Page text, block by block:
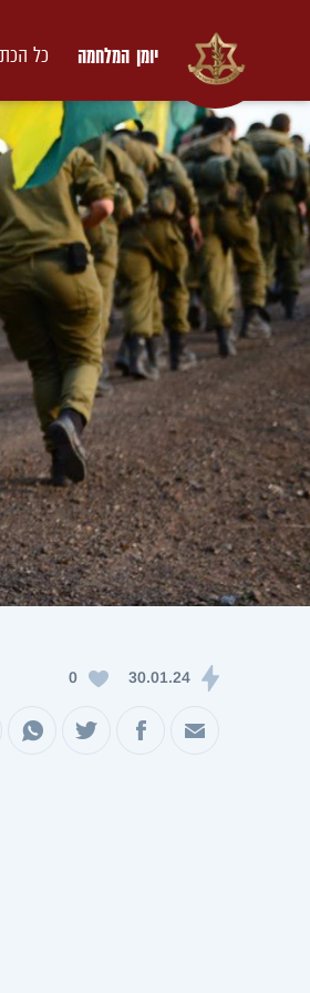
יומן המלחמה כל
שיתוף במיילשיתוף בפייסבוק
שיתוף
30.01.24
0